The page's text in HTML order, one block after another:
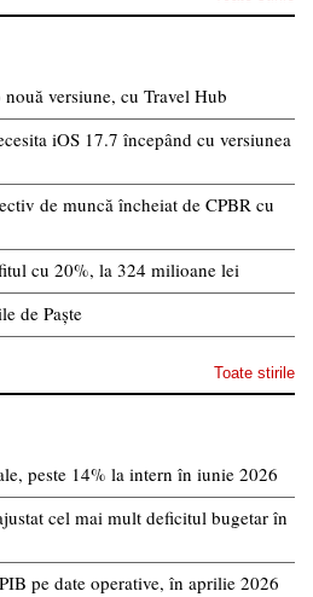
versiune, cu Travel Hub
iOS 17.7 începând cu versiunea
de muncă încheiat de CPBR cu
cu 20%, la 324 milioane lei
de Paște
Toate stirile
peste 14% la intern în iunie 2026
cel mai mult deficitul bugetar în
pe date operative, în aprilie 2026